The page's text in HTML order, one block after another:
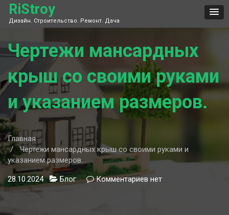
Skip
content
RiStroy
Дизайн. Строительство. Ремонт. Дача
Чертежи мансардных
крыш со своими руками
и указанием размеров.
Главная
Чертежи мансардных крыш со своими руками и
указанием размеров.
28.10.2024 Блог Комментариев кнет